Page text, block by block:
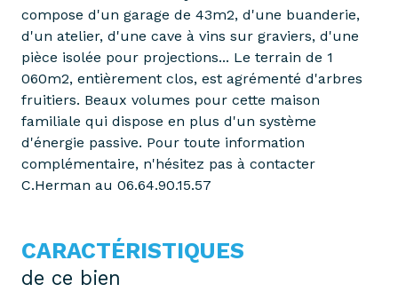
compose d'un garage de 43m2, d'une buanderie,
d'un atelier, d'une cave à vins sur graviers, d'une
pièce isolée pour projections... Le terrain de 1
060m2, entièrement clos, est agrémenté d'arbres
fruitiers. Beaux volumes pour cette maison
familiale qui dispose en plus d'un système
d'énergie passive. Pour toute information
complémentaire, n'hésitez pas à contacter
C.Herman au 06.64.90.15.57
CARACTÉRISTIQUES
de ce bien